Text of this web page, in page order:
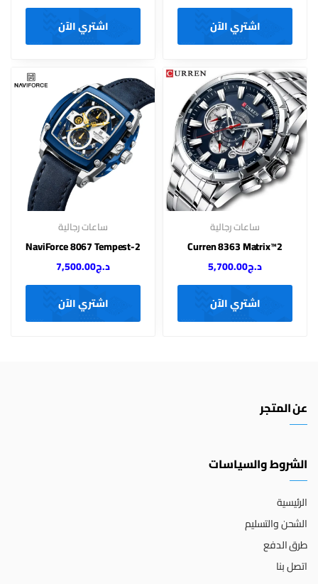
اشتري الآن اشتري الآن
ساعات رجالية
Curren 8363 Matrix™2
د.ج5,700.00
اشتري الآن
ساعات رجالية
NaviForce 8067 Tempest-2
د.ج7,500.00
اشتري الآن
عن المتجر
الشروط والسياسات
الرئيسية
الشحن والتسليم
طرق الدفع
اتصل بنا